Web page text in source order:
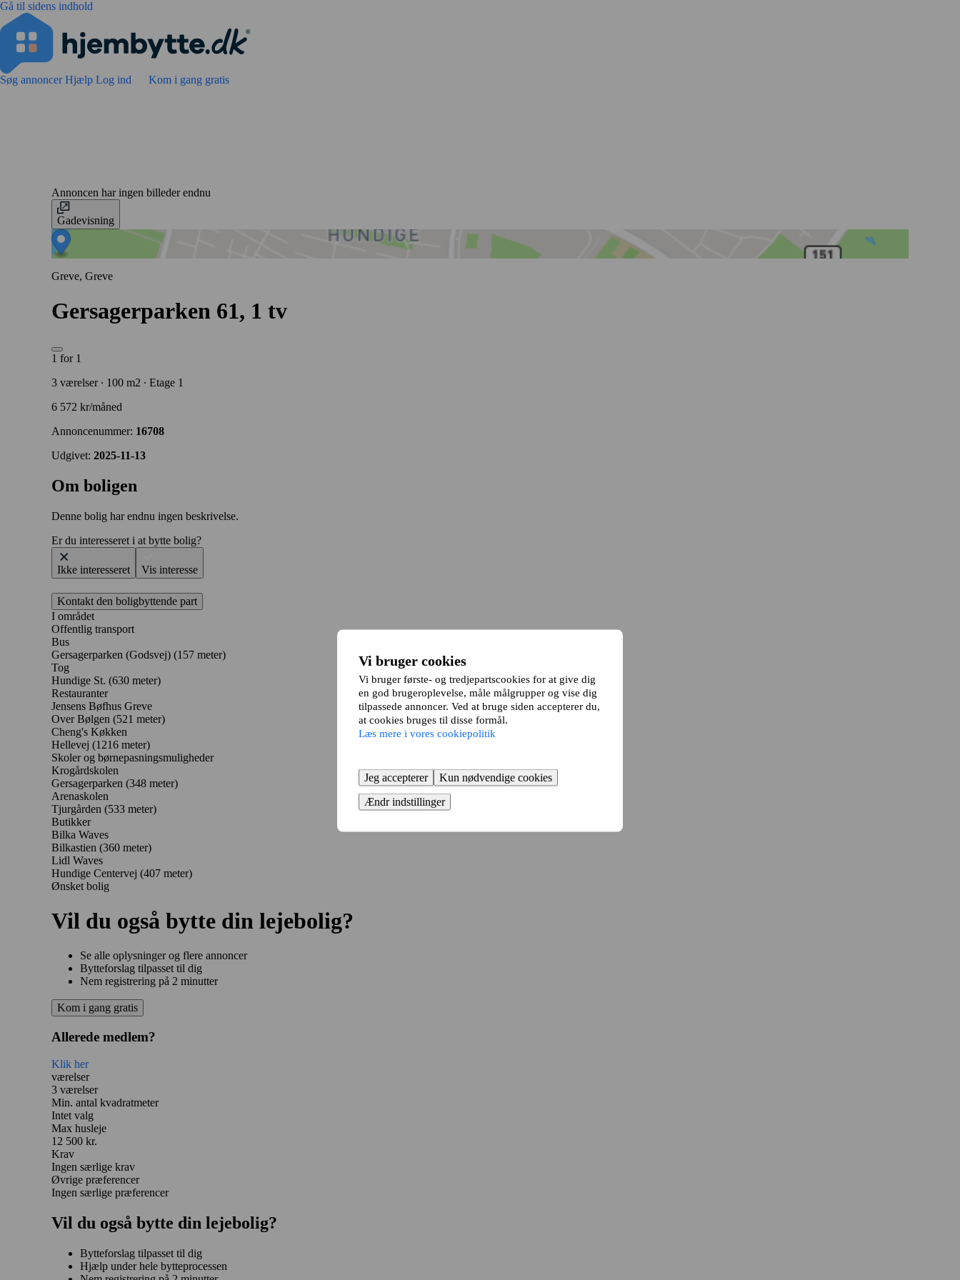
Gå til sidens indhold
Vi bruger cookies
Vi bruger første- og tredjepartscookies for at give dig
en god brugeroplevelse, måle målgrupper og vise dig
tilpassede annoncer. Ved at bruge siden accepterer du,
at cookies bruges til disse formål.
Læs mere i vores cookiepolitik
Jeg accepterer
Kun nødvendige cookies
Ændr indstillinger
Søg annoncerHjælp Log ind Kom i gang gratis
Annoncen har ingen billeder endnu
Gadevisning
Greve, Greve
Gersagerparken 61, 1 tv
1 for 1
3 værelser ∙ 100 m2 ∙ Etage 1
6 572 kr/måned
Annoncenummer: 16708
Udgivet: 2025-11-13
Om boligen
Denne bolig har endnu ingen beskrivelse.
Er du interesseret i at bytte bolig?
Ikke interesseret Vis interesse
Kontakt den boligbyttende part
I området
Offentlig transport
Bus
Gersagerparken (Godsvej) (157 meter)
Tog
Hundige St. (630 meter)
Restauranter
Jensens Bøfhus Greve
Over Bølgen (521 meter)
Cheng's Køkken
Hellevej (1216 meter)
Skoler og børnepasningsmuligheder
Krogårdskolen
Gersagerparken (348 meter)
Arenaskolen
Tjurgården (533 meter)
Butikker
Bilka Waves
Bilkastien (360 meter)
Lidl Waves
Hundige Centervej (407 meter)
Ønsket bolig
Vil du også bytte din lejebolig?
Se alle oplysninger og flere annoncer
Bytteforslag tilpasset til dig
Nem registrering på 2 minutter
Kom i gang gratis
Allerede medlem?
Klik her
værelser
3 værelser
Min. antal kvadratmeter
Intet valg
Max husleje
12 500 kr.
Krav
Ingen særlige krav
Øvrige præferencer
Ingen særlige præferencer
Vil du også bytte din lejebolig?
Bytteforslag tilpasset til dig
Hjælp under hele bytteprocessen